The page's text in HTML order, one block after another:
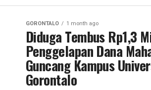
GORONTALO 1 month ago
Diduga Tembus Rp1,3
Penggelapan Dana
Guncang Kampus
Gorontalo